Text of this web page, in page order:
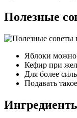
Полезные
Яблоки можно
Кефир при
Для более
Подавать